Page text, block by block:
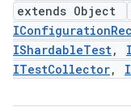
extends Object
IShardableTest,
ITestCollector,